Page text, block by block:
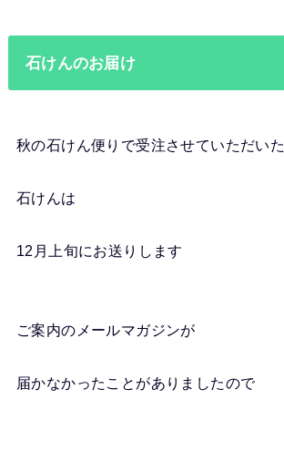
石けんのお届け
秋の石けん便りで受注させていただいた
石けんは
12月上旬にお送りします
ご案内のメールマガジンが
届かなかったことがありましたので